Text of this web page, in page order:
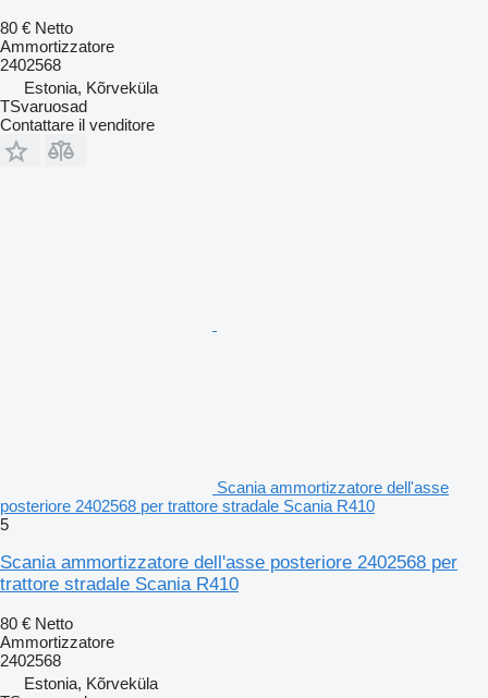
80 € Netto
Ammortizzatore
2402568
Estonia, Kõrveküla
TSvaruosad
Contattare il venditore
Scania ammortizzatore dell'asse
posteriore 2402568 per trattore stradale Scania R410
5
Scania ammortizzatore dell'asse posteriore 2402568 per
trattore stradale Scania R410
80 € Netto
Ammortizzatore
2402568
Estonia, Kõrveküla